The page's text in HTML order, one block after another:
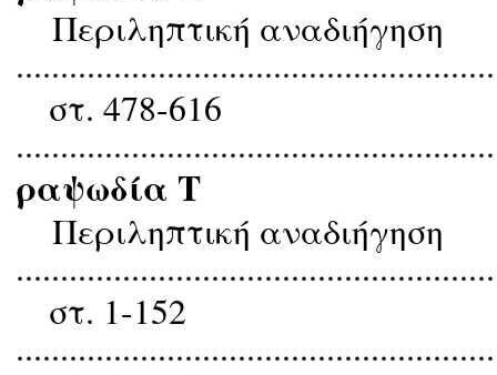
Περιληπτική αναδιήγηση
στ. 478-616
ραψωδία Τ
Περιληπτική αναδιήγηση
στ. 1-152